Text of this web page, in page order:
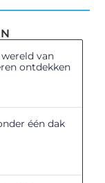
van
ontdekken
één dak